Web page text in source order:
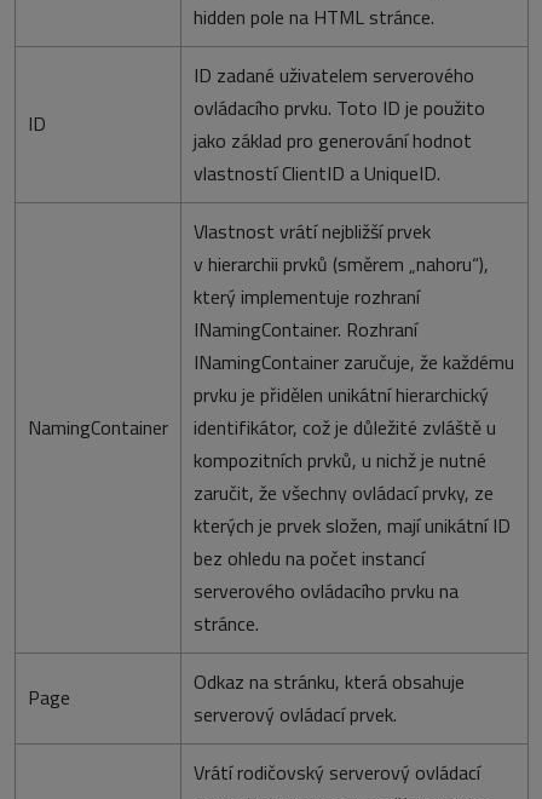
hidden pole na HTML stránce.
ID
ID zadané uživatelem serverového
ovládacího prvku. Toto ID je použito
jako základ pro generování hodnot
vlastností ClientID a UniqueID.
NamingContainer
Vlastnost vrátí nejbližší prvek
v hierarchii prvků (směrem „nahoru“),
který implementuje rozhraní
INamingContainer. Rozhraní
INamingContainer zaručuje, že každému
prvku je přidělen unikátní hierarchický
identifikátor, což je důležité zvláště u
kompozitních prvků, u nichž je nutné
zaručit, že všechny ovládací prvky, ze
kterých je prvek složen, mají unikátní ID
bez ohledu na počet instancí
serverového ovládacího prvku na
stránce.
Page
Odkaz na stránku, která obsahuje
serverový ovládací prvek.
Vrátí rodičovský serverový ovládací